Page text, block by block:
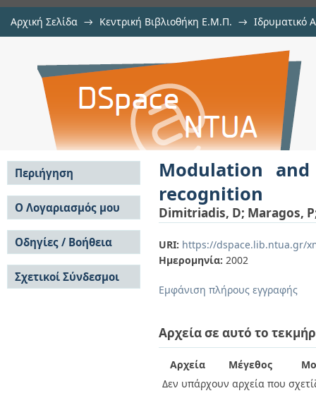
Αρχική Σελίδα → Κεντρική Βιβλιοθήκη Ε.Μ.Π. → Ιδρυματικό
Modulation and chaotic acoustic
Modulation
recognition
Dimitriadis, D; Maragos, P
URI: https://dspace.lib.ntua.gr/
Ημερομηνία: 2002
Εμφάνιση πλήρους εγγραφής
Αρχεία σε αυτό το
Αρχεία Μέγεθος
Δεν υπάρχουν αρχεία που
Περιήγηση
Σε όλο το DSpace
Κοινότητες & Συλλογές
Ανά Ημερομηνία
Έκδοσης
Συγγραφείς
Τίτλοι
Θέματα
Ο Λογαριασμός μου
Σύνδεση
Εγγραφή
Οδηγίες / Βοήθεια
Οδηγίες Υποβολής
Οδηγίες Χρήσης ΙΑ
Συχνές Ερωτήσεις
Σχετικοί Σύνδεσμοι